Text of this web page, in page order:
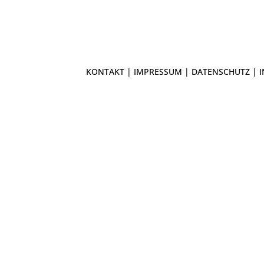
KONTAKT| IMPRESSUM | DATENSCHUTZ|